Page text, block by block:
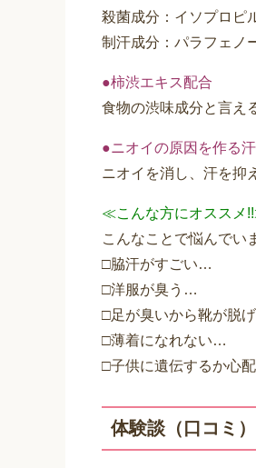
殺菌成分：イソプロピ
制汗成分：パラフェノ
●柿渋エキス配合
食物の渋味成分と言え
●ニオイの原因を作る
ニオイを消し、汗を抑
≪こんな方にオススメ
こんなことで悩んでい
□脇汗がすごい…
□洋服が臭う…
□足が臭いから靴が脱
□薄着になれない…
□子供に遺伝するか心
体験談（口コミ）